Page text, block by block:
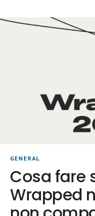
GENERAL
Cosa fare
Wrapped